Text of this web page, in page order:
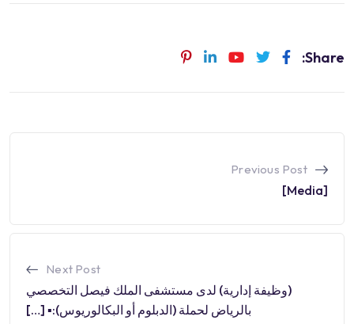
Share:
Previous Post
[Media]
Next Post
(وظيفة إدارية) لدى مستشفى الملك فيصل التخصصي
بالرياض لحملة (الدبلوم أو البكالوريوس):▪️ […]